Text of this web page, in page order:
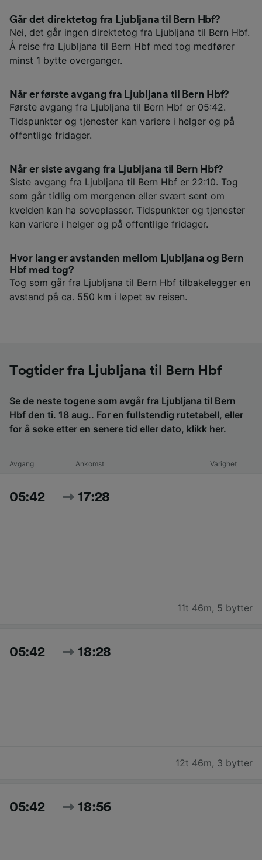
Går det direktetog fra Ljubljana til Bern Hbf?
Nei, det går ingen direktetog fra Ljubljana til Bern Hbf.
Å reise fra Ljubljana til Bern Hbf med tog medfører
minst 1 bytte overganger.
Når er første avgang fra Ljubljana til Bern Hbf?
Første avgang fra Ljubljana til Bern Hbf er 05:42.
Tidspunkter og tjenester kan variere i helger og på
offentlige fridager.
Når er siste avgang fra Ljubljana til Bern Hbf?
Siste avgang fra Ljubljana til Bern Hbf er 22:10. Tog
som går tidlig om morgenen eller svært sent om
kvelden kan ha soveplasser. Tidspunkter og tjenester
kan variere i helger og på offentlige fridager.
Hvor lang er avstanden mellom Ljubljana og Bern
Hbf med tog?
Tog som går fra Ljubljana til Bern Hbf tilbakelegger en
avstand på ca. 550 km i løpet av reisen.
Togtider fra Ljubljana til Bern Hbf
Se de neste togene som avgår fra Ljubljana til Bern
Hbf den ti. 18 aug.. For en fullstendig rutetabell, eller
for å søke etter en senere tid eller dato, klikk her.
Avgang Ankomst Varighet
05:42 17:28
11t 46m, 5 bytter
05:42 18:28
12t 46m, 3 bytter
05:42 18:56